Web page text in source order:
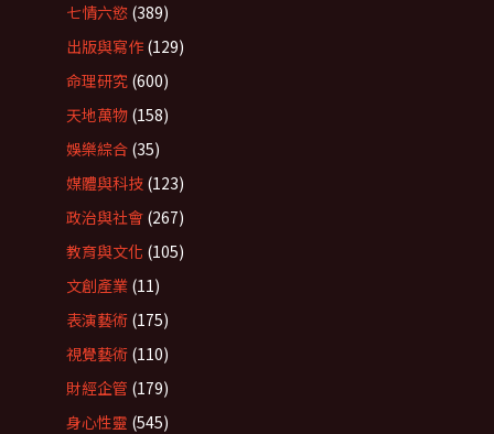
七情六慾 (389)
出版與寫作 (129)
命理研究 (600)
天地萬物 (158)
娛樂綜合 (35)
媒體與科技 (123)
政治與社會 (267)
教育與文化 (105)
文創產業 (11)
表演藝術 (175)
視覺藝術 (110)
財經企管 (179)
身心性靈 (545)